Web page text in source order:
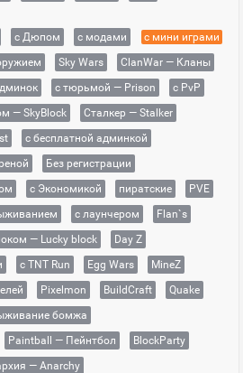
с Дюпом с модами
с мини играми
Sky Wars
ClanWar — Кланы
с тюрьмой — Prison
с PvP
— SkyBlock
Сталкер — Stalker
с бесплатной админкой
Без регистрации
с Экономикой пиратские
PVE
с лаунчером
Flan`s
— Lucky block
Day Z
с TNT Run Egg Wars
MineZ
Pixelmon BuildCraft
Quake
бомжа
Paintball — Пейнтбол
BlockParty
— Anarchy